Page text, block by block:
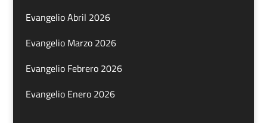
Evangelio Abril 2026
Evangelio Marzo 2026
Evangelio Febrero 2026
Evangelio Enero 2026